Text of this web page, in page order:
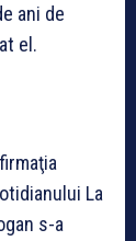
ani de
el.
La
s-a